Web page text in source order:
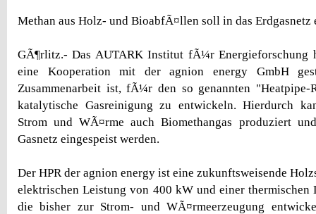
Methan aus Holz- und BioabfÃ¤llen soll in das Erdgasnetz
GÃ¶rlitz.- Das AUTARK Institut fÃ¼r Energieforschung
eine Kooperation mit der agnion energy GmbH
Zusammenarbeit ist, fÃ¼r den so genannten "Heatpipe-
katalytische Gasreinigung zu entwickeln. Hierdurch
Strom und WÃ¤rme auch Biomethangas produziert
Gasnetz eingespeist werden.
Der HPR der agnion energy ist eine zukunftsweisende
elektrischen Leistung von 400 kW und einer thermischen
die bisher zur Strom- und WÃ¤rmeerzeugung